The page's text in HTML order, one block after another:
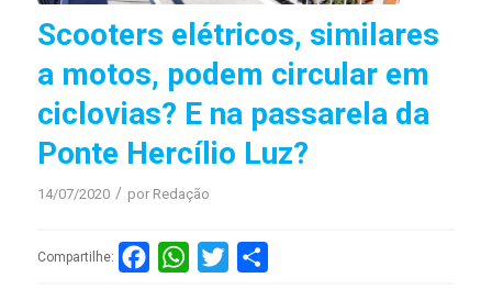
Scooters elétricos, similares
a motos, podem circular em
ciclovias? E na passarela da
Ponte Hercílio Luz?
14/07/2020 / por Redação
Compartilhe: FacebookWhatsApp
Twitter